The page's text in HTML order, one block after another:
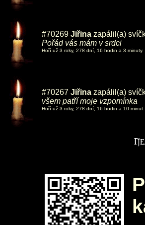
#70269 Jiřina zapálil(a)
Pořád vás mám v srdci
Hoří už 3 roky, 278 dní, 16 hodin a 3 minuty.
#70267 Jiřina zapálil(a)
všem patří moje vzpomínka
Hoří už 3 roky, 278 dní, 16 hodin a 10 minut.